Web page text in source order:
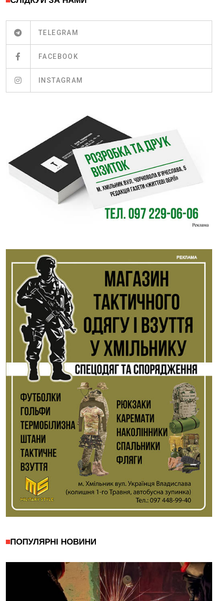
TELEGRAM
FACEBOOK
INSTAGRAM
ПОПУЛЯРНІ НОВИНИ